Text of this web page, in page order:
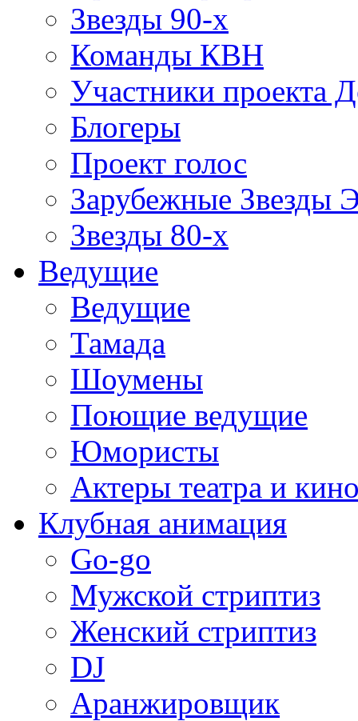
Звезды 90-х
Команды КВН
Участники проекта
Блогеры
Проект голос
Зарубежные Звезды
Звезды 80-х
Ведущие
Ведущие
Тамада
Шоумены
Поющие ведущие
Юмористы
Актеры театра и
Клубная анимация
Go-go
Мужской стриптиз
Женский стриптиз
DJ
Аранжировщик